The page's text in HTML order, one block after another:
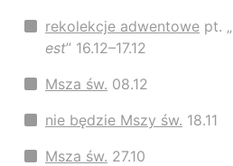
rekolekcje adwentowe pt. „
est” 16.12–17.12
Msza św. 08.12
nie będzie Mszy św. 18.11
Msza św. 27.10